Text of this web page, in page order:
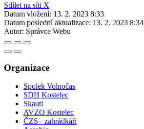
Sdílet na síti X
Datum vložení: 13. 2. 2023 8:33
Datum poslední aktualizace: 13. 2. 2023 8:34
Autor: Správce Webu
Organizace
Spolek Volnočas
SDH Kostelec
Skauti
AVZO Kostelec
ČZS - zahrádkáři